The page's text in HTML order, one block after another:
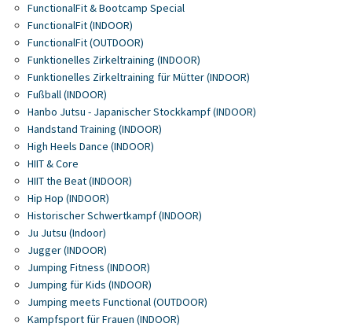
FunctionalFit & Bootcamp Special
FunctionalFit (INDOOR)
FunctionalFit (OUTDOOR)
Funktionelles Zirkeltraining (INDOOR)
Funktionelles Zirkeltraining für Mütter (INDOOR)
Fußball (INDOOR)
Hanbo Jutsu - Japanischer Stockkampf (INDOOR)
Handstand Training (INDOOR)
High Heels Dance (INDOOR)
HIIT & Core
HIIT the Beat (INDOOR)
Hip Hop (INDOOR)
Historischer Schwertkampf (INDOOR)
Ju Jutsu (Indoor)
Jugger (INDOOR)
Jumping Fitness (INDOOR)
Jumping für Kids (INDOOR)
Jumping meets Functional (OUTDOOR)
Kampfsport für Frauen (INDOOR)